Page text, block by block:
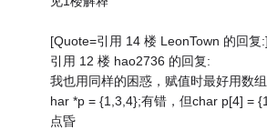
[Quote=引用 14 楼 LeonTown 的回复:]
引用 12 楼 hao2736 的回复:
我也用同样的困惑，赋值时最好用数
har *p = {1,3,4};有错，但char p[4] =
点昏